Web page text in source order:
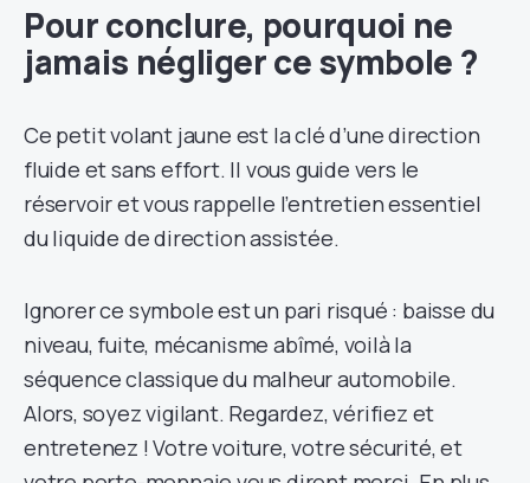
Pour conclure, pourquoi ne
jamais négliger ce symbole ?
Ce petit volant jaune est la clé d’une direction
fluide et sans effort. Il vous guide vers le
réservoir et vous rappelle l’entretien essentiel
du liquide de direction assistée.
Ignorer ce symbole est un pari risqué : baisse du
niveau, fuite, mécanisme abîmé, voilà la
séquence classique du malheur automobile.
Alors, soyez vigilant. Regardez, vérifiez et
entretenez ! Votre voiture, votre sécurité, et